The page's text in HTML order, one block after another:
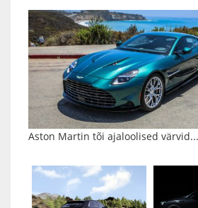
Aston Martin tõi ajaloolised värvid...